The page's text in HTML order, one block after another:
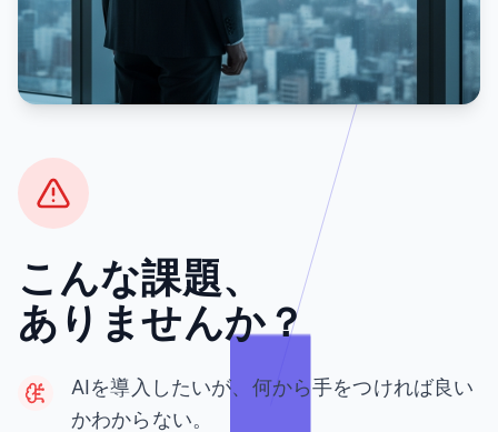
こんな課題、
ありませんか？
AIを導入したいが、何から手をつければ良い
かわからない。